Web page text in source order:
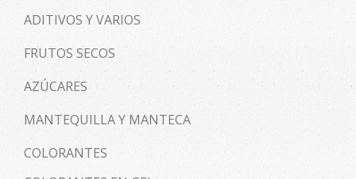
ADITIVOS Y VARIOS
FRUTOS SECOS
AZÚCARES
MANTEQUILLA Y MANTECA
COLORANTES